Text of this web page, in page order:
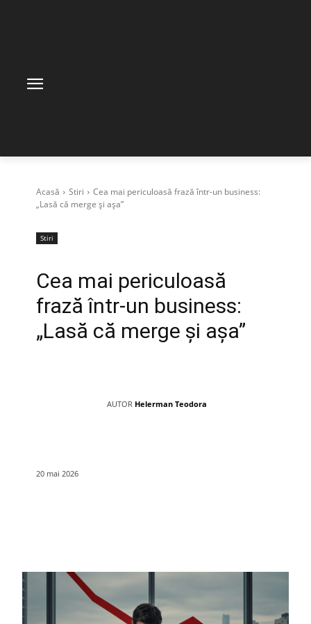
Acasă Stiri
Cea mai periculoasă frază într-un business:
„Lasă că merge și așa”
Stiri
Cea mai periculoasă
frază într-un business:
„Lasă că merge și așa”
AUTOR Helerman Teodora
20 mai 2026